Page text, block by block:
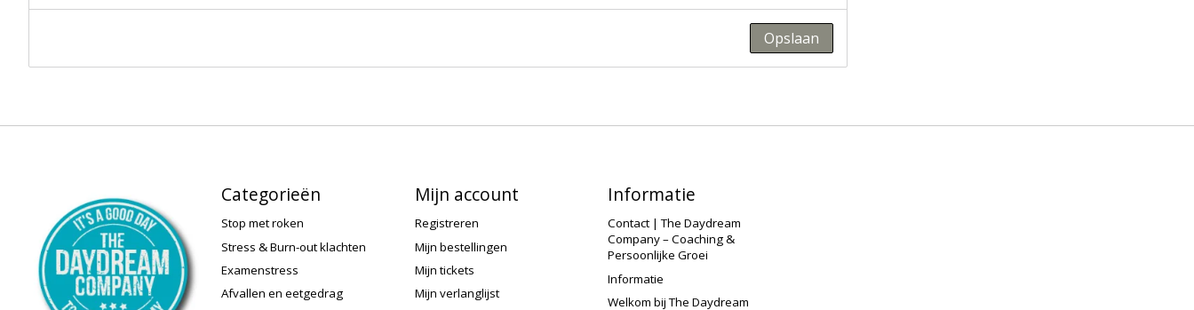
Opslaan
Categorieën
Stop met roken
Stress & Burn-out klachten
Examenstress
Afvallen en eetgedrag
Mijn account
Registreren
Mijn bestellingen
Mijn tickets
Mijn verlanglijst
Informatie
Contact | The Daydream
Company – Coaching &
Persoonlijke Groei
Informatie
Welkom bij The Daydream